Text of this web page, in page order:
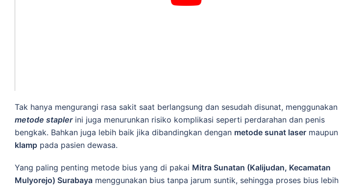
Tak hanya mengurangi rasa sakit saat berlangsung dan sesudah disunat, menggunakan
metode staplerini juga menurunkan risiko komplikasi seperti perdarahan dan penis
bengkak. Bahkan juga lebih baik jika dibandingkan dengan metode sunat laser maupun
klamp pada pasien dewasa.
Yang paling penting metode bius yang di pakai Mitra Sunatan (Kalijudan, Kecamatan
Mulyorejo) Surabaya menggunakan bius tanpa jarum suntik, sehingga proses bius lebih